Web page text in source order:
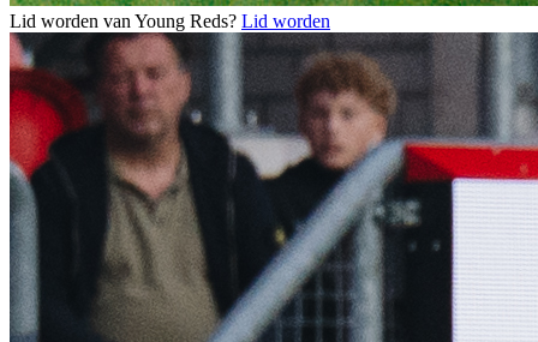
Lid worden van Young Reds? Lid worden